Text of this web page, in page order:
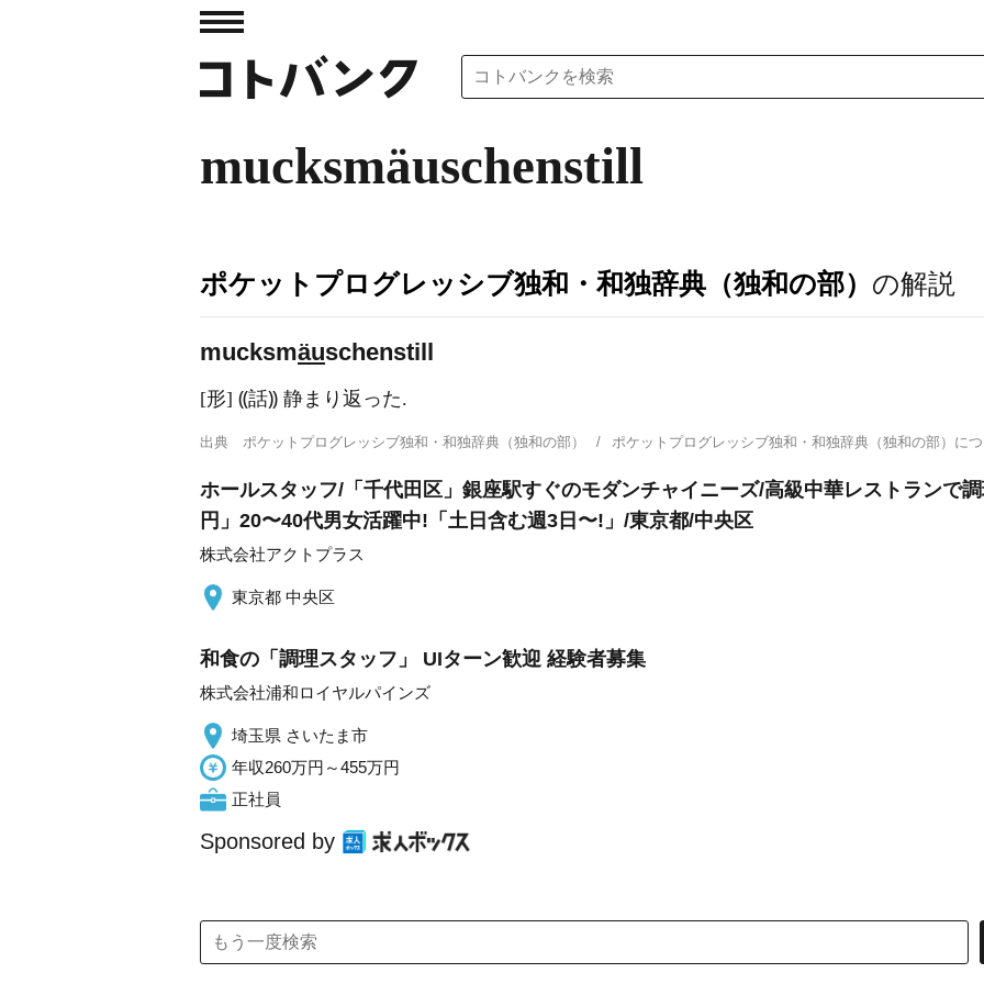
mucksmäuschenstill
ポケットプログレッシブ独和・和独辞典（独和の部） の解説
mucksmäuschenstill
[形] ⸨話⸩ 静まり返った.
出典 ポケットプログレッシブ独和・和独辞典（独和の部） ポケットプログレッシブ独和・和独辞典（独和の部）
ホールスタッフ/「千代田区」銀座駅すぐのモダンチャイニーズ/高級中華レストランで
円」20〜40代男女活躍中!「土日含む週3日〜!」/東京都/中央区
株式会社アクトプラス
東京都 中央区
和食の「調理スタッフ」 UIターン歓迎 経験者募集
株式会社浦和ロイヤルパインズ
埼玉県 さいたま市
年収260万円～455万円
正社員
Sponsored by